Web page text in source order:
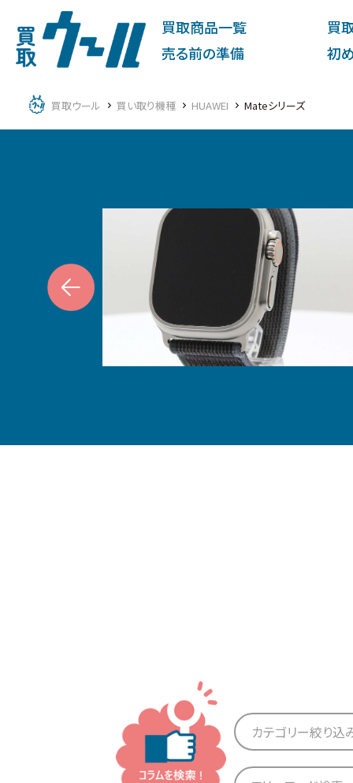
買取商品一覧 買
売る前の準備
初
買取ウール 買い取り機種 HUAWEI Mateシリーズ